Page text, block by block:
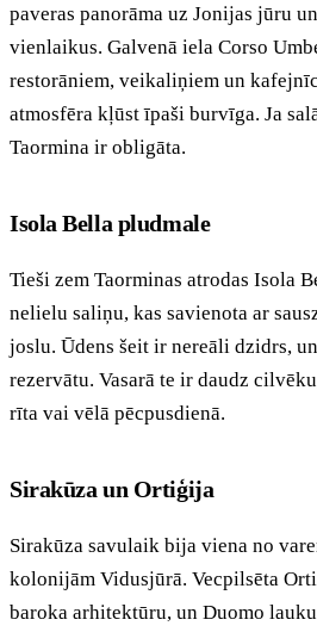
paveras panorāma uz Jonijas jūru
vienlaikus. Galvenā iela Corso
restorāniem, veikaliņiem un
atmosfēra kļūst īpaši burvīga. Ja
Taormina ir obligāta.
Isola Bella pludmale
Tieši zem Taorminas atrodas Isola
nelielu saliņu, kas savienota ar
joslu. Ūdens šeit ir nereāli dzidrs,
rezervātu. Vasarā te ir daudz
rīta vai vēlā pēcpusdienā.
Sirakūza un Ortiģija
Sirakūza savulaik bija viena no
kolonijām Vidusjūrā. Vecpilsēta
baroka arhitektūru, un Duomo